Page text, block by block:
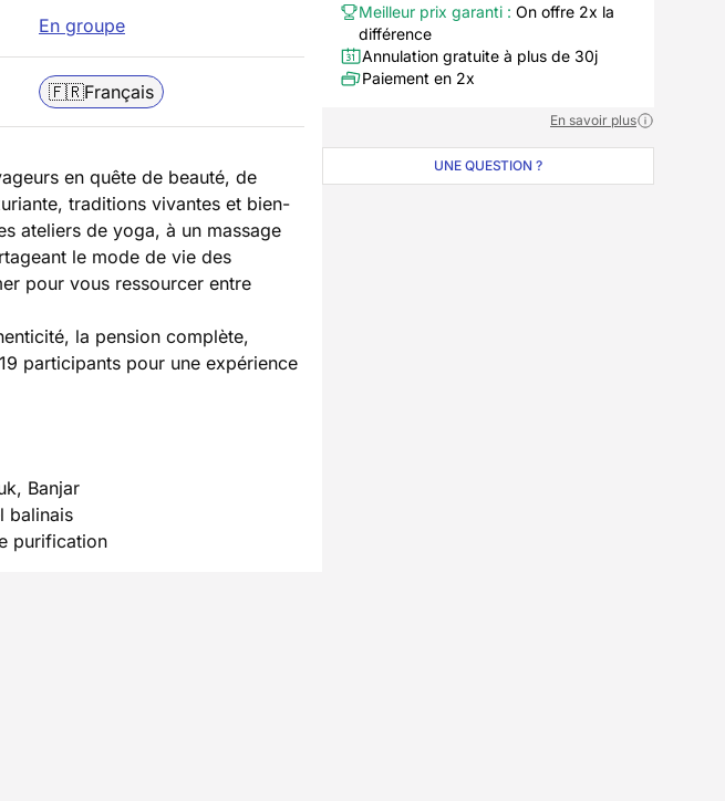
En groupe
🇫🇷Français
en quête de beauté, de
traditions vivantes et bien-
ateliers de yoga, à un massage
le mode de vie des
pour vous ressourcer entre
la pension complète,
participants pour une expérience
Banjar
balinais
purification
Meilleur prix garanti : On offre 2x la
différence
Annulation gratuite à plus de 30j
Paiement en 2x
En savoir plus
UNE QUESTION ?